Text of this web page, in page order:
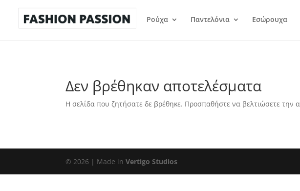
Ρούχα Παντελόνια Εσώρουχα
Δεν βρέθηκαν αποτελέσματα
Η σελίδα που ζητήσατε δε βρέθηκε. Προσπαθήστε να βελτιώσετε
© 2026 | Made inVertigo Studios